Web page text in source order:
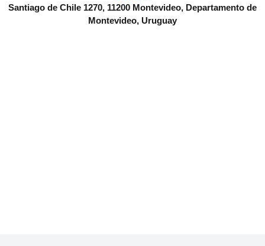
Santiago de Chile 1270, 11200 Montevideo, Departamento de
Montevideo, Uruguay